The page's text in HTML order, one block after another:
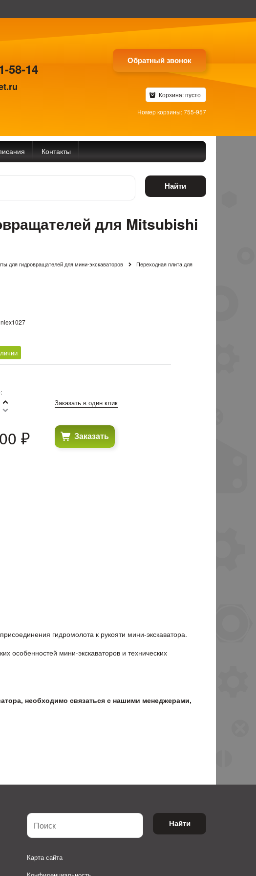
58-14
Обратный звонок
Корзина:пусто
Номер корзины: 755-957
Контакты
Найти
для Mitsubishi
для гидровращателей для мини-экскаваторов
Переходная плита для
₽
Заказать в один клик
Заказать
гидромолота к рукояти мини-экскаватора.
особенностей мини-экскаваторов и технических
необходимо связаться с нашими менеджерами,
Найти
Карта сайта